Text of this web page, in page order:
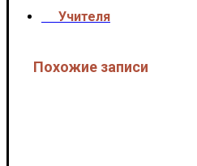
Учителя
Похожие записи